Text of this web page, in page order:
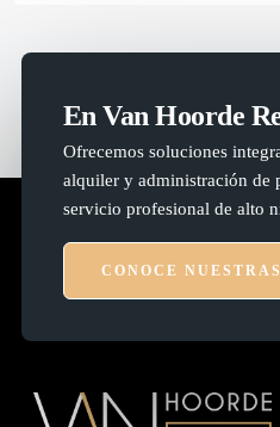
En Van Hoorde
Ofrecemos soluciones
alquiler y administración de
servicio profesional de alto
CONOCE